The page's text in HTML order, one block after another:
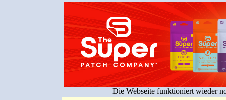
Die Webseite funktioniert wieder